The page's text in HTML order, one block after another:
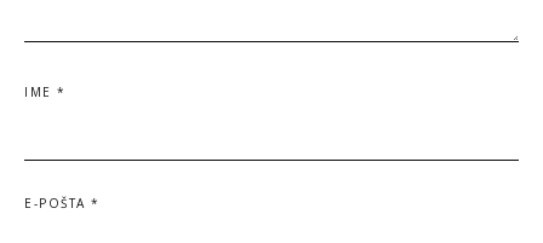
IME *
E-POŠTA *